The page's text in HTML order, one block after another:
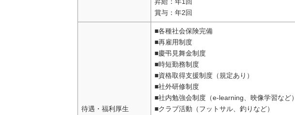
賞与：年2回
待遇・福利厚生
■各種社会保険完備
■再雇用制度
■慶弔見舞金制度
■時短勤務制度
■資格取得支援制度（規定あり）
■社外研修制度
■社内勉強会制度（e-learning、映像学習など）
■クラブ活動（フットサル、釣りなど）